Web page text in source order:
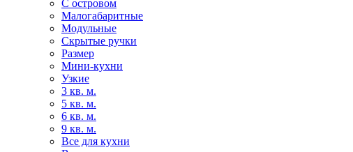
С островом
Малогабаритные
Модульные
Скрытые ручки
Размер
Мини-кухни
Узкие
3 кв. м.
5 кв. м.
6 кв. м.
9 кв. м.
Все для кухни